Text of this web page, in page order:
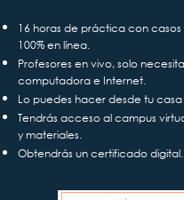
16 horas de práctica con
100% en línea.
Profesores en vivo, solo
computadora e Internet.
Lo puedes hacer desde tu
Tendrás acceso al campus
y materiales.
Obtendrás un certificado digital.